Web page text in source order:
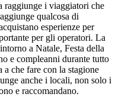
raggiunge i viaggiatori che
qualcosa di
esperienze per
per gli operatori. La
a Natale, Festa della
e compleanni durante tutto
che fare con la stagione
anche i locali, non solo i
e raccomandano.